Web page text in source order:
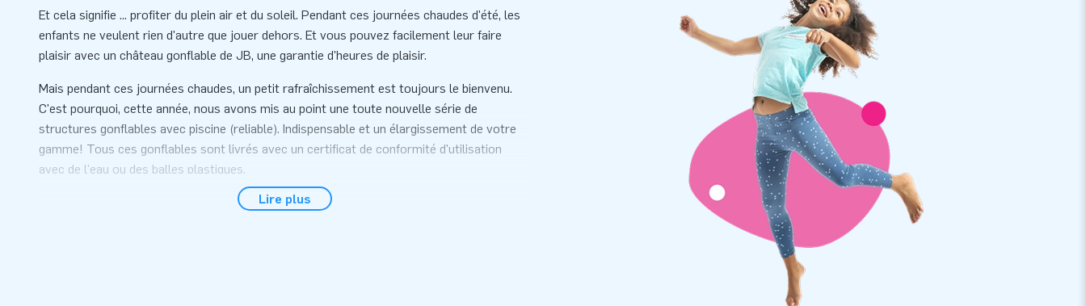
Et cela signifie ... profiter du plein air et du soleil. Pendant ces journées chaudes d'été, les
enfants ne veulent rien d'autre que jouer dehors. Et vous pouvez facilement leur faire
plaisir avec un château gonflable de JB, une garantie d'heures de plaisir.
Mais pendant ces journées chaudes, un petit rafraîchissement est toujours le bienvenu.
C'est pourquoi, cette année, nous avons mis au point une toute nouvelle série de
structures gonflables avec piscine (reliable). Indispensable et un élargissement de votre
gamme! Tous ces gonflables sont livrés avec un certificat de conformité d'utilisation
avec de l'eau ou des balles plastiques.
Donc, s'il pleut pendant une journée, vous pouvez également placer le château gonflable à
Lire plus